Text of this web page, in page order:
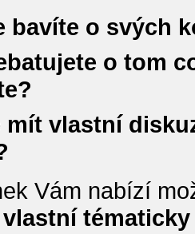
bavíte o svých
o tom
mít vlastní
Vám nabízí
vlastní